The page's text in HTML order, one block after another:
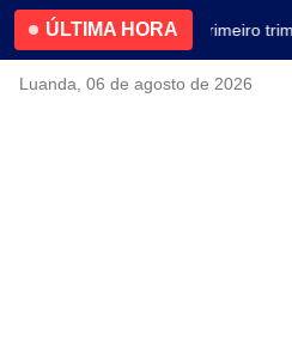
ÚLTIMA HORA4.2% no primeiro
Luanda, 06 de agosto de 2026